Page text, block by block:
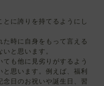
とに誇りを持てるようにし
た時に自身をもって言える
と思います。
も他に見劣りがするよう
と思います。例えば、福利
念日のお祝いや誕生日、習